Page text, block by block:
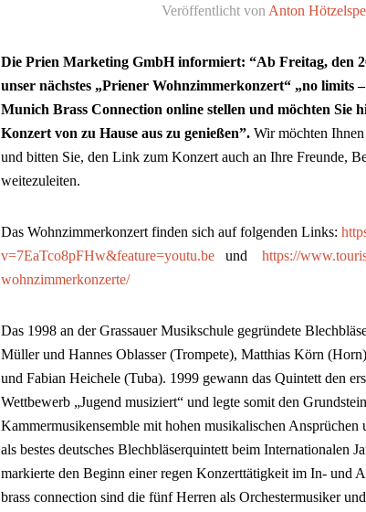
Veröffentlicht von Anton
Die Prien Marketing GmbH informiert: “Ab Freitag, den
unser nächstes „Priener Wohnzimmerkonzert“ „no limits
Munich Brass Connection online stellen und möchten Sie
Konzert von zu Hause aus zu genießen”. Wir möchten
und bitten Sie, den Link zum Konzert auch an Ihre Freunde,
weitezuleiten.
Das Wohnzimmerkonzert finden sich auf folgenden Links:
v=7EaTco8pFHw&feature=youtu.be und https://
wohnzimmerkonzerte/
Das 1998 an der Grassauer Musikschule gegründete
Müller und Hannes Oblasser (Trompete), Matthias Körn
und Fabian Heichele (Tuba). 1999 gewann das Quintett den
Wettbewerb „Jugend musiziert“ und legte somit den
Kammermusikensemble mit hohen musikalischen
als bestes deutsches Blechbläserquintett beim Internationalen
markierte den Beginn einer regen Konzerttätigkeit im In- und
brass connection sind die fünf Herren als Orchestermusiker